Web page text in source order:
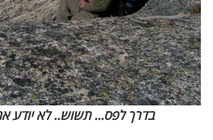
בדרך לפס... תשוש.. לא יודע